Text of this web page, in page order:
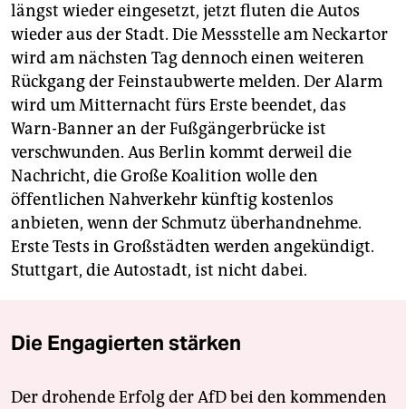
längst wieder eingesetzt, jetzt fluten die Autos
wieder aus der Stadt. Die Messstelle am Neckartor
wird am nächsten Tag dennoch einen weiteren
Rückgang der Feinstaubwerte melden. Der Alarm
wird um Mitternacht fürs Erste beendet, das
Warn-Banner an der Fußgängerbrücke ist
verschwunden. Aus Berlin kommt derweil die
Nachricht, die Große ­Koalition wolle den
öffentlichen Nahverkehr künftig kostenlos
anbieten, wenn der Schmutz überhandnehme.
Erste Tests in Großstädten werden angekündigt.
Stuttgart, die Autostadt, ist nicht dabei.
Die Engagierten stärken
Der drohende Erfolg der AfD bei den kommenden